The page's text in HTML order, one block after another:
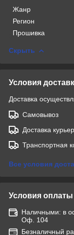
Жанр
Регион
Прошивка
Скрыть
Условия
Доставка
Самовывоз
Доставка
Транспортная
Все условия
Условия оплаты
Наличными: в
Оф. 104
Безналичный